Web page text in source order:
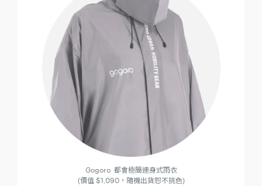
Gogoro 都會極簡連身式雨衣
(價值 $1,090，隨機出貨恕不挑色)